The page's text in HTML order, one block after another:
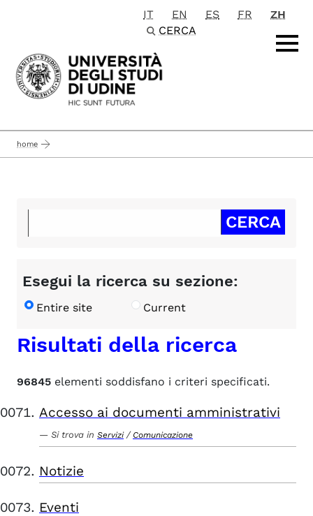
Passa al contenuto principale
IT EN ES FR
ZH
CERCA
home
Esegui la ricerca su sezione:
Entire site Current
Risultati della ricerca
96845 elementi soddisfano i criteri specificati.
Accesso ai documenti amministrativi
Si trova in Servizi / Comunicazione
Notizie
Eventi